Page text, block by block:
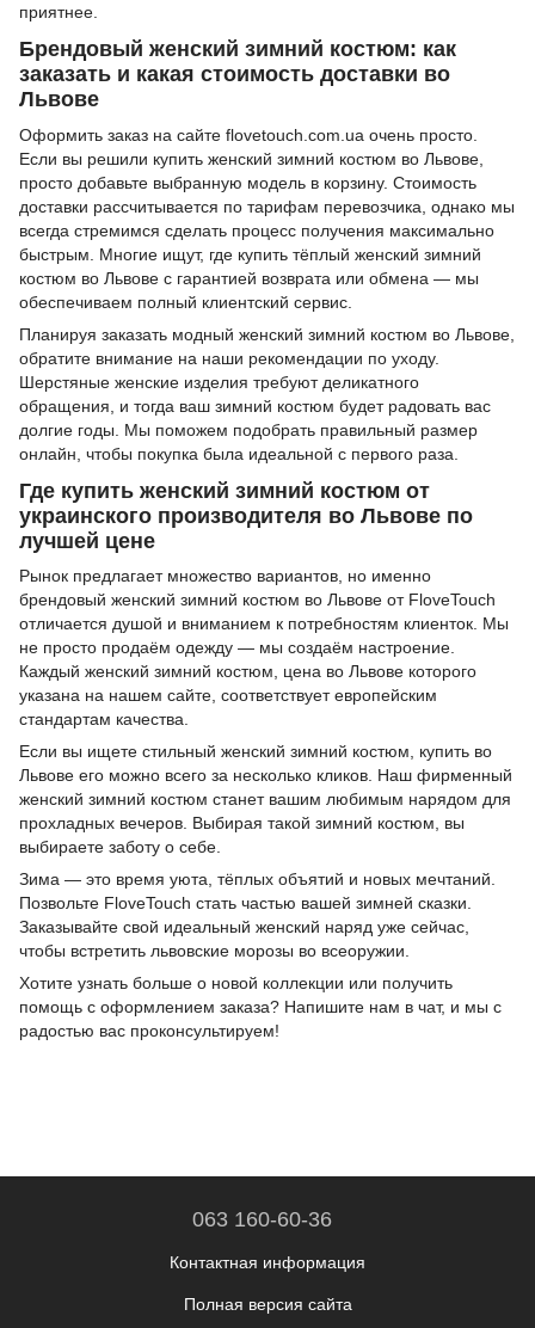
приятнее.
Брендовый женский зимний костюм: как
заказать и какая стоимость доставки во
Львове
Оформить заказ на сайте flovetouch.com.ua очень просто.
Если вы решили купить женский зимний костюм во Львове,
просто добавьте выбранную модель в корзину. Стоимость
доставки рассчитывается по тарифам перевозчика, однако мы
всегда стремимся сделать процесс получения максимально
быстрым. Многие ищут, где купить тёплый женский зимний
костюм во Львове с гарантией возврата или обмена — мы
обеспечиваем полный клиентский сервис.
Планируя заказать модный женский зимний костюм во Львове,
обратите внимание на наши рекомендации по уходу.
Шерстяные женские изделия требуют деликатного
обращения, и тогда ваш зимний костюм будет радовать вас
долгие годы. Мы поможем подобрать правильный размер
онлайн, чтобы покупка была идеальной с первого раза.
Где купить женский зимний костюм от
украинского производителя во Львове по
лучшей цене
Рынок предлагает множество вариантов, но именно
брендовый женский зимний костюм во Львове от FloveTouch
отличается душой и вниманием к потребностям клиенток. Мы
не просто продаём одежду — мы создаём настроение.
Каждый женский зимний костюм, цена во Львове которого
указана на нашем сайте, соответствует европейским
стандартам качества.
Если вы ищете стильный женский зимний костюм, купить во
Львове его можно всего за несколько кликов. Наш фирменный
женский зимний костюм станет вашим любимым нарядом для
прохладных вечеров. Выбирая такой зимний костюм, вы
выбираете заботу о себе.
Зима — это время уюта, тёплых объятий и новых мечтаний.
Позвольте FloveTouch стать частью вашей зимней сказки.
Заказывайте свой идеальный женский наряд уже сейчас,
чтобы встретить львовские морозы во всеоружии.
Хотите узнать больше о новой коллекции или получить
помощь с оформлением заказа? Напишите нам в чат, и мы с
радостью вас проконсультируем!
063 160-60-36
Контактная информация
Полная версия сайта